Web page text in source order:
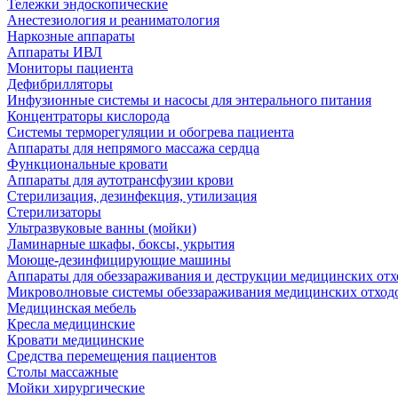
Тележки эндоскопические
Анестезиология и реаниматология
Наркозные аппараты
Аппараты ИВЛ
Мониторы пациента
Дефибрилляторы
Инфузионные системы и насосы для энтерального питания
Концентраторы кислорода
Системы терморегуляции и обогрева пациента
Аппараты для непрямого массажа сердца
Функциональные кровати
Аппараты для аутотрансфузии крови
Стерилизация, дезинфекция, утилизация
Стерилизаторы
Ультразвуковые ванны (мойки)
Ламинарные шкафы, боксы, укрытия
Моюще-дезинфицирующие машины
Аппараты для обеззараживания и деструкции медицинских
Микроволновые системы обеззараживания медицинских
Медицинская мебель
Кресла медицинские
Кровати медицинские
Средства перемещения пациентов
Столы массажные
Мойки хирургические